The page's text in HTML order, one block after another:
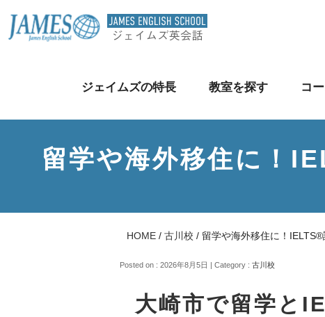
ジェイムズの特長 教室を探す コ
留学や海外移住に！
HOME / 古川校 / 留学や海外移住に！
Posted on : 2026年8月5日 | Category : 古川校
大崎市で留学と